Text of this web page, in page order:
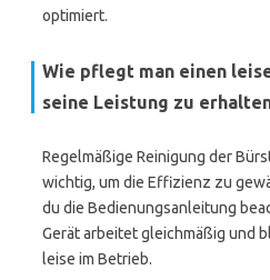
optimiert.
Wie pflegt man einen
seine Leistung zu
Regelmäßige Reinigung der
wichtig, um die Effizienz zu
du die Bedienungsanleitung
Gerät arbeitet gleichmäßig und
leise im Betrieb.